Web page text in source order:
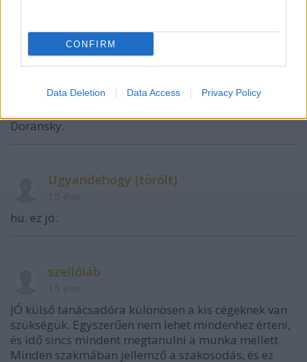
CONFIRM
Data Deletion Data Access Privacy Policy
lenni.
873ujr3rk
Doransky.
Ugyandehogy (törölt)
hu. ez jó.
szellőláb
JÓ külső tanácsadóra különösen a kis cégeknek van
szükségük. Egyszerűen nem lehet mindenhez érteni,
és idő sincs mindent megtanulni a munka mellett.
Minden szakmában jellemző a szakosodás, és ez